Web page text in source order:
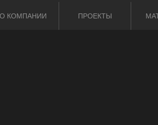
О КОМПАНИИ ПРОЕКТЫ